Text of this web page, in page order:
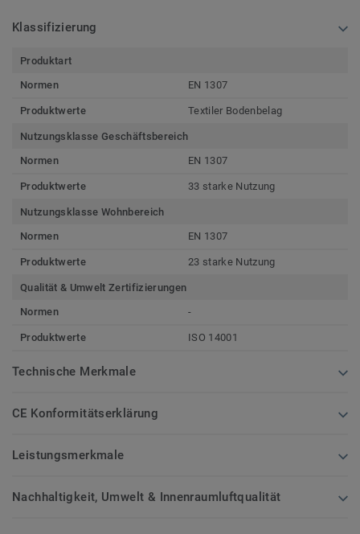
Klassifizierung
Produktart
Normen
EN 1307
Produktwerte Textiler Bodenbelag
Nutzungsklasse Geschäftsbereich
Normen
EN 1307
Produktwerte 33 starke Nutzung
Nutzungsklasse Wohnbereich
Normen
EN 1307
Produktwerte 23 starke Nutzung
Qualität & Umwelt Zertifizierungen
Normen
-
Produktwerte ISO 14001
Technische Merkmale
CE Konformitätserklärung
Leistungsmerkmale
Nachhaltigkeit, Umwelt & Innenraumluftqualität